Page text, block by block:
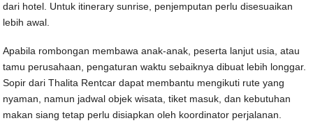
dari hotel. Untuk itinerary sunrise, penjemputan perlu disesuaikan
lebih awal.
Apabila rombongan membawa anak-anak, peserta lanjut usia, atau
tamu perusahaan, pengaturan waktu sebaiknya dibuat lebih longgar.
Sopir dari Thalita Rentcar dapat membantu mengikuti rute yang
nyaman, namun jadwal objek wisata, tiket masuk, dan kebutuhan
makan siang tetap perlu disiapkan oleh koordinator perjalanan.